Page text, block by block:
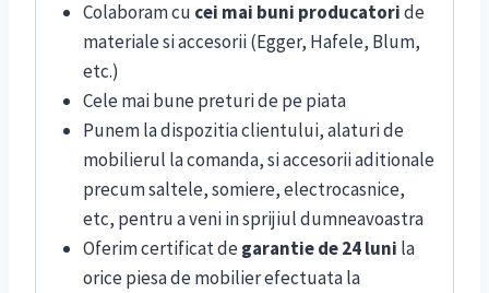
Colaboram cu cei mai buni producatoride
materiale si accesorii (Egger, Hafele, Blum,
etc.)
Cele mai bune preturi de pe piata
Punem la dispozitia clientului, alaturi de
mobilierul la comanda, si accesorii aditionale
precum saltele, somiere, electrocasnice,
etc, pentru a veni in sprijiul dumneavoastra
Oferim certificat degarantie de 24 luni la
orice piesa de mobilier efectuata la